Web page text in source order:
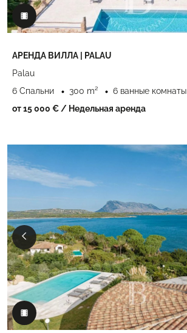
АРЕНДА ВИЛЛА | PALAU
Palau
6 Спальни
300 m²
6 ванные комнаты
от 15 000 € / Недельная аренда